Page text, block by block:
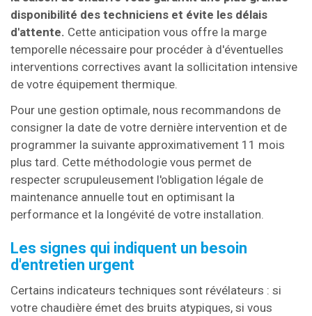
disponibilité des techniciens et évite les délais
d'attente. Cette anticipation vous offre la marge
temporelle nécessaire pour procéder à d'éventuelles
interventions correctives avant la sollicitation intensive
de votre équipement thermique.
Pour une gestion optimale, nous recommandons de
consigner la date de votre dernière intervention et de
programmer la suivante approximativement 11 mois
plus tard. Cette méthodologie vous permet de
respecter scrupuleusement l'obligation légale de
maintenance annuelle tout en optimisant la
performance et la longévité de votre installation.
Les signes qui indiquent un besoin
d'entretien urgent
Certains indicateurs techniques sont révélateurs : si
votre chaudière émet des bruits atypiques, si vous